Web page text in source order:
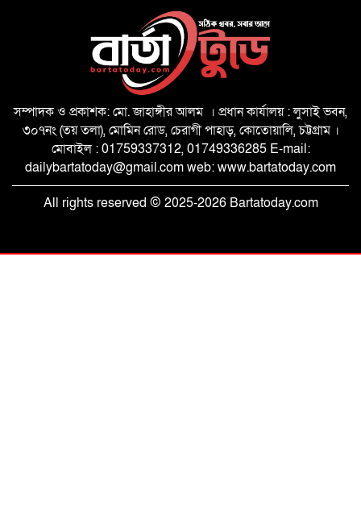
কোস্টগার্ডের জব্দ সারের অংশ বিক্রির
অভিযোগ, পুলিশের ভূমিকা নিয়ে প্রশ্ন
হাটহাজারীতে প্রধানমন্ত্রীর সফর সফল করতে
ঐক্যবদ্ধ নাঙ্গলমোড়া ইউনিয়ন বিএনপি
সম্পাদক ও প্রকাশক: মো. জাহাঙ্গীর আলম । প্রধান কার্যালয় : লুসাই ভবন,
৩০৭নং (তয় তলা), মোমিন রোড, চেরাগী পাহাড়, কোতোয়ালি, চট্টগ্রাম ।
মোবাইল : 01759337312, 01749336285 E-mail:
dailybartatoday@gmail.com web: www.bartatoday.com
All rights reserved © 2025-2026 Bartatoday.com